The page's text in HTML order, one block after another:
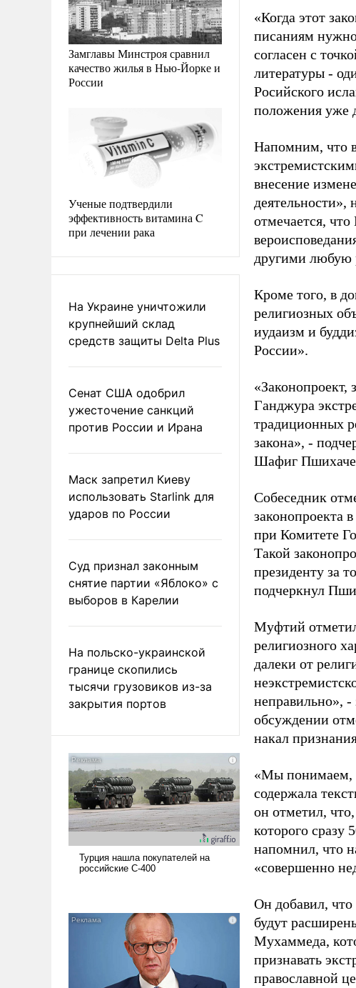
Замглавы Минстроя сравнил
качество жилья в Нью-Йорке и
России
Ученые подтвердили
эффективность витамина C
при лечении рака
На Украине уничтожили
крупнейший склад
средств защиты Delta Plus
Сенат США одобрил
ужесточение санкций
против России и Ирана
Маск запретил Киеву
использовать Starlink для
ударов по России
Суд признал законным
снятие партии «Яблоко» с
выборов в Карелии
На польско-украинской
границе скопились
тысячи грузовиков из-за
закрытия портов
«Когда этот
писаниям
согласен с
литературы -
Росийского
положения уже
Напомним, что в
внесение
деятельности»,
отмечается,
другими любую
Кроме того, в
религиозных
иудаизм и
России».
Ганджура
традиционных
закона», -
Шафиг
Собеседник
законопроекта
при Комитете
Такой
президенту за
подчеркнул
Муфтий
религиозного
далеки от
неправильно»,
обсуждении
накал
«Мы понимаем,
содержала
он отметил,
которого сразу
напомнил, что
«совершенно
Он добавил, что
будут
Мухаммеда,
признавать
православной